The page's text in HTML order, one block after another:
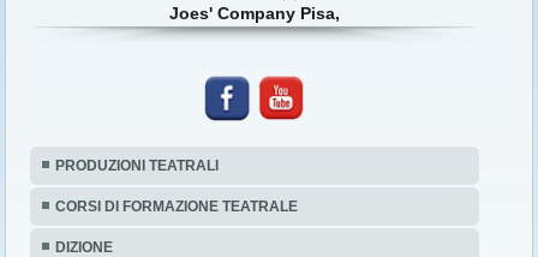
Joes' Company Pisa,
PRODUZIONI TEATRALI
CORSI DI FORMAZIONE TEATRALE
DIZIONE